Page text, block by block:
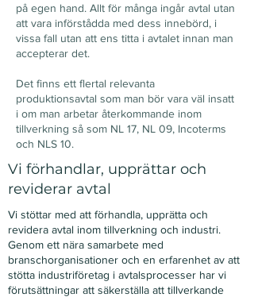
på egen hand. Allt för många ingår avtal utan
att vara införstådda med dess innebörd, i
vissa fall utan att ens titta i avtalet innan man
accepterar det.
Det finns ett flertal relevanta
produktionsavtal som man bör vara väl insatt
i om man arbetar återkommande inom
tillverkning så som NL 17, NL 09, Incoterms
och NLS 10.
Vi förhandlar, upprättar och
reviderar avtal
Vi stöttar med att förhandla, upprätta och
revidera avtal inom tillverkning och industri.
Genom ett nära samarbete med
branschorganisationer och en erfarenhet av att
stötta industriföretag i avtalsprocesser har vi
förutsättningar att säkerställa att tillverkande